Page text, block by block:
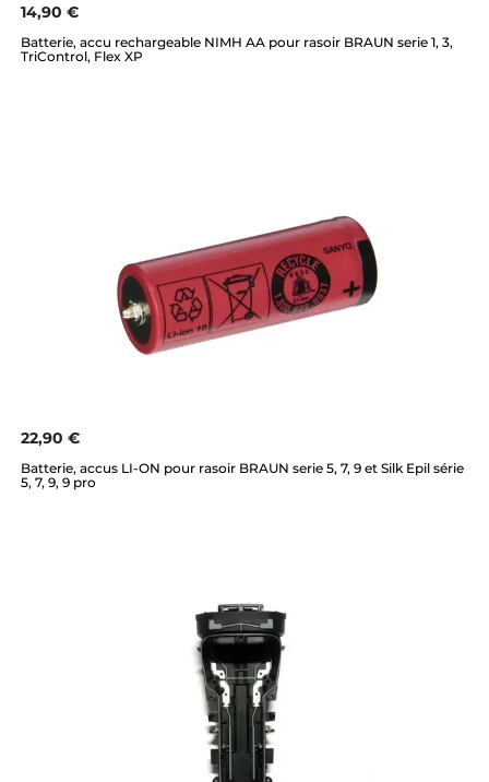
14,90 €
Batterie, accu rechargeable NIMH AA pour rasoir BRAUN serie 1, 3,
TriControl, Flex XP
22,90 €
Batterie, accus LI-ON pour rasoir BRAUN serie 5, 7, 9 et Silk Epil série
5, 7, 9, 9 pro